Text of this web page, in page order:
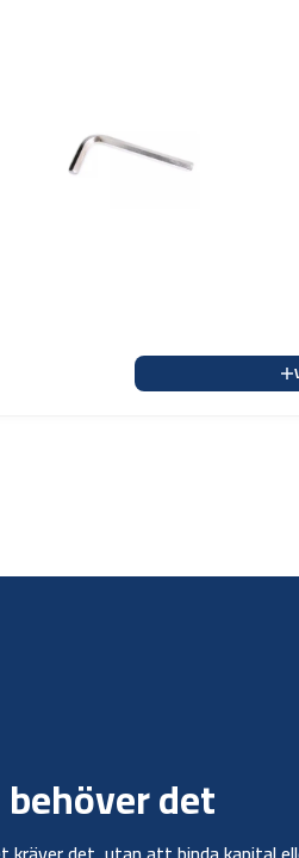
det